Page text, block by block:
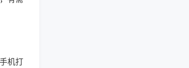
机打